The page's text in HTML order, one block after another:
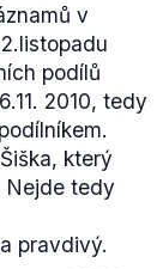
v
podílů
2010, tedy
který
Nejde tedy
pravdivý.